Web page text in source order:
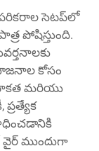
పరికరాల సెటప్‌లో
పోషిస్తుంది.
కోసం
మరియు
ముందుగా